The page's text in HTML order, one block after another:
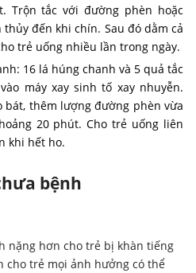
Trộn tắc với đường phèn hoặc
đến khi chín. Sau đó dằm cả
trẻ uống nhiều lần trong ngày.
16 lá húng chanh và 5 quả tắc
máy xay sinh tố xay nhuyễn.
bát, thêm lượng đường phèn vừa
20 phút. Cho trẻ uống liên
khi hết ho.
bệnh
nặng hơn cho trẻ bị khàn tiếng
cho trẻ mọi ảnh hưởng có thể